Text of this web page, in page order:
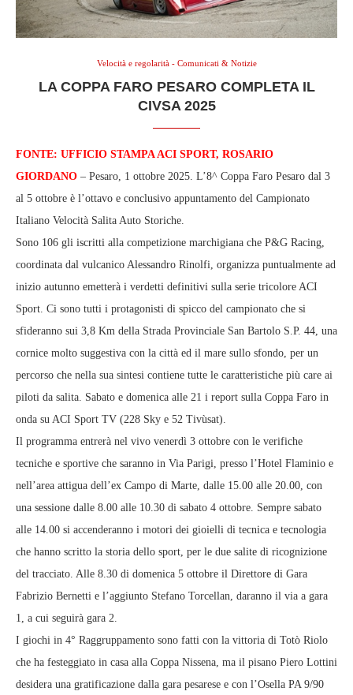
Velocità e regolarità - Comunicati & Notizie
LA COPPA FARO PESARO COMPLETA IL
CIVSA 2025
FONTE: UFFICIO STAMPA ACI SPORT, ROSARIO
GIORDANO – Pesaro, 1 ottobre 2025. L’8^ Coppa Faro Pesaro dal 3
al 5 ottobre è l’ottavo e conclusivo appuntamento del Campionato
Italiano Velocità Salita Auto Storiche.
Sono 106 gli iscritti alla competizione marchigiana che P&G Racing,
coordinata dal vulcanico Alessandro Rinolfi, organizza puntualmente ad
inizio autunno emetterà i verdetti definitivi sulla serie tricolore ACI
Sport. Ci sono tutti i protagonisti di spicco del campionato che si
sfideranno sui 3,8 Km della Strada Provinciale San Bartolo S.P. 44, una
cornice molto suggestiva con la città ed il mare sullo sfondo, per un
percorso che nella sua sintesi contiene tutte le caratteristiche più care ai
piloti da salita. Sabato e domenica alle 21 i report sulla Coppa Faro in
onda su ACI Sport TV (228 Sky e 52 Tivùsat).
Il programma entrerà nel vivo venerdì 3 ottobre con le verifiche
tecniche e sportive che saranno in Via Parigi, presso l’Hotel Flaminio e
nell’area attigua dell’ex Campo di Marte, dalle 15.00 alle 20.00, con
una sessione dalle 8.00 alle 10.30 di sabato 4 ottobre. Sempre sabato
alle 14.00 si accenderanno i motori dei gioielli di tecnica e tecnologia
che hanno scritto la storia dello sport, per le due salite di ricognizione
del tracciato. Alle 8.30 di domenica 5 ottobre il Direttore di Gara
Fabrizio Bernetti e l’aggiunto Stefano Torcellan, daranno il via a gara
1, a cui seguirà gara 2.
I giochi in 4° Raggruppamento sono fatti con la vittoria di Totò Riolo
che ha festeggiato in casa alla Coppa Nissena, ma il pisano Piero Lottini
desidera una gratificazione dalla gara pesarese e con l’Osella PA 9/90